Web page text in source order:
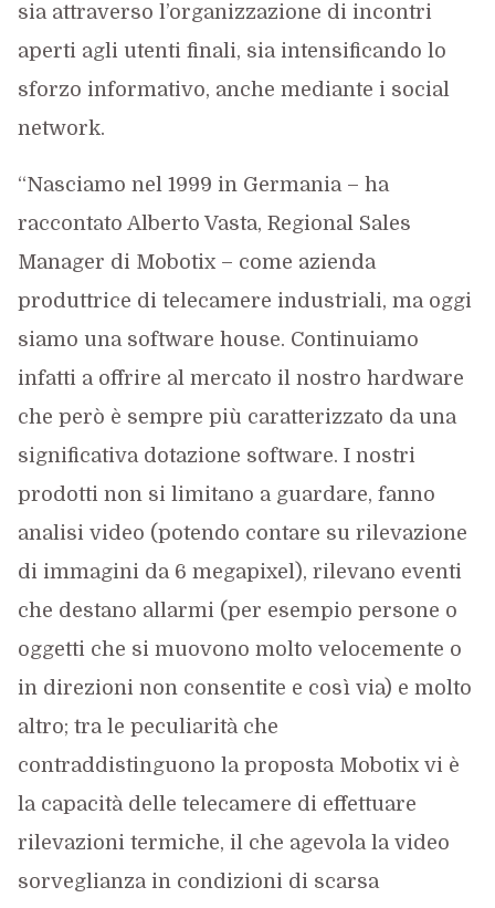
sia attraverso l’organizzazione di incontri
aperti agli utenti finali, sia intensificando lo
sforzo informativo, anche mediante i social
network.
“Nasciamo nel 1999 in Germania – ha
raccontato Alberto Vasta, Regional Sales
Manager di Mobotix – come azienda
produttrice di telecamere industriali, ma oggi
siamo una software house. Continuiamo
infatti a offrire al mercato il nostro hardware
che però è sempre più caratterizzato da una
significativa dotazione software. I nostri
prodotti non si limitano a guardare, fanno
analisi video (potendo contare su rilevazione
di immagini da 6 megapixel), rilevano eventi
che destano allarmi (per esempio persone o
oggetti che si muovono molto velocemente o
in direzioni non consentite e così via) e molto
altro; tra le peculiarità che
contraddistinguono la proposta Mobotix vi è
la capacità delle telecamere di effettuare
rilevazioni termiche, il che agevola la video
sorveglianza in condizioni di scarsa